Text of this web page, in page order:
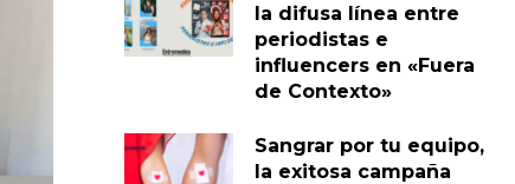
la difusa línea entre
periodistas e
influencers en «Fuera
de Contexto»
Sangrar por tu equipo,
la exitosa campaña